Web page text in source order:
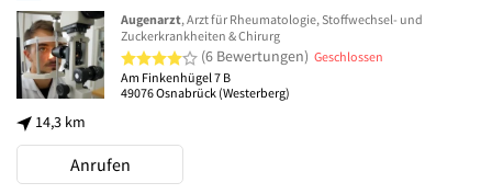
14,3 km
Augenarzt, Arzt für Rheumatologie, Stoffwechsel- und
Zuckerkrankheiten & Chirurg
4 von 5 Sternen
(6 Bewertungen) Geschlossen
Am Finkenhügel 7 B
49076Osnabrück (Westerberg)
Anrufen